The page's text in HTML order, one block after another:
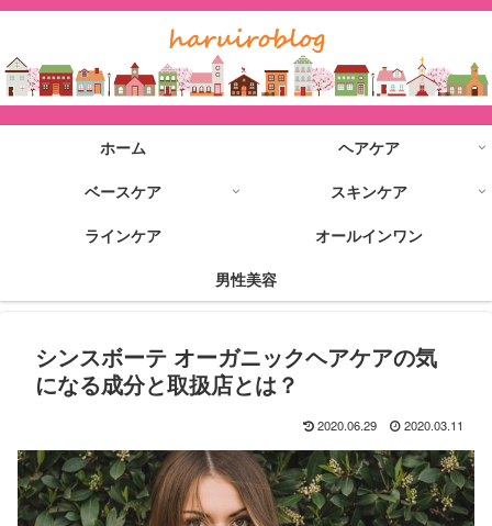
ホーム
ヘアケア
ベースケア
スキンケア
ラインケア
オールインワン
男性美容
シンスボーテ オーガニックヘアケアの気
になる成分と取扱店とは？
2020.06.29 2020.03.11